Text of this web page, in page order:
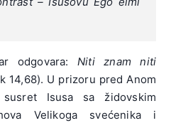
odgovara: Niti znam niti
14,68). U prizoru pred Anom
Isusa sa židovskim
Velikoga svećenika i